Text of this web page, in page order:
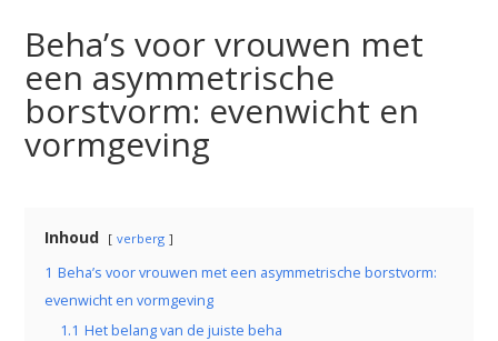
Beha’s voor vrouwen met
een asymmetrische
borstvorm: evenwicht en
vormgeving
Inhoud verberg
1 Beha’s voor vrouwen met een asymmetrische borstvorm:
evenwicht en vormgeving
1.1 Het belang van de juiste beha